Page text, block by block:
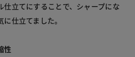
仕立てにすることで、シャープにな
仕立てました。
性